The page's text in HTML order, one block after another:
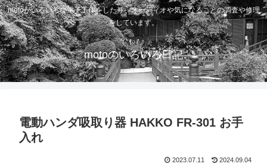
motoがいろいろな電子工作をしたり、オーディオや気になることの調査や修理
をしています。
motoのいろいろ日記
電動ハンダ吸取り器 HAKKO FR-301 お手
入れ
2023.07.11 2024.09.04